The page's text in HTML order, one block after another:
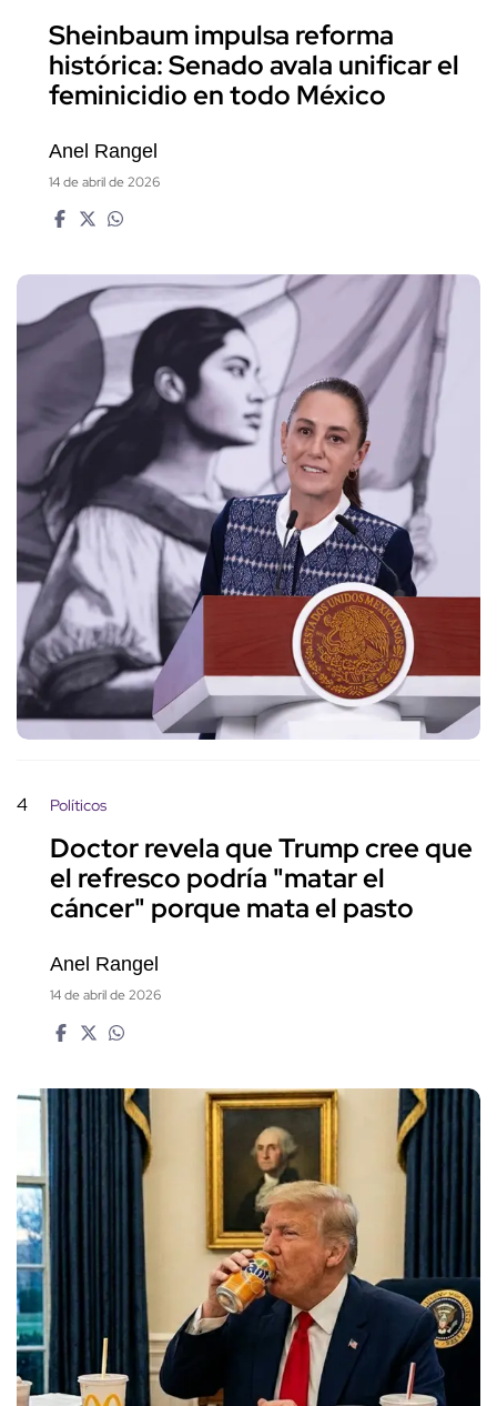
Sheinbaum impulsa reforma
histórica: Senado avala unificar el
feminicidio en todo México
Anel Rangel
14 de abril de 2026
4 Políticos
Doctor revela que Trump cree que
el refresco podría "matar el
cáncer" porque mata el pasto
Anel Rangel
14 de abril de 2026